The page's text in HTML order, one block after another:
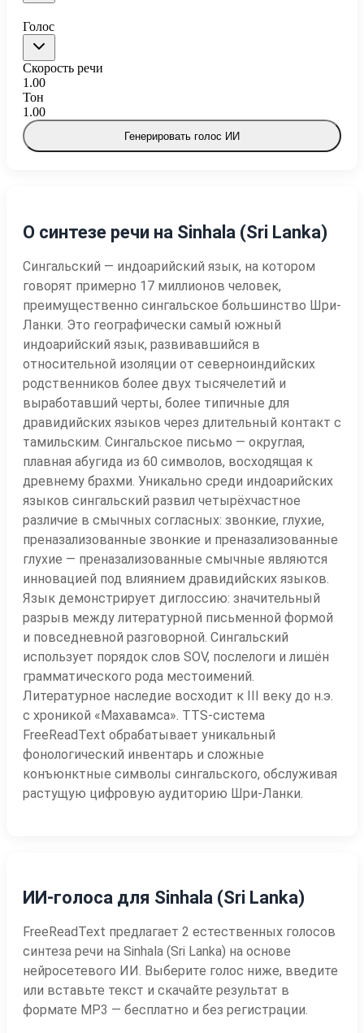
Голос
Скорость речи
1.00
Тон
1.00
Генерировать голос ИИ
О синтезе речи на Sinhala (Sri Lanka)
Сингальский — индоарийский язык, на котором
говорят примерно 17 миллионов человек,
преимущественно сингальское большинство Шри-
Ланки. Это географически самый южный
индоарийский язык, развивавшийся в
относительной изоляции от северноиндийских
родственников более двух тысячелетий и
выработавший черты, более типичные для
дравидийских языков через длительный контакт с
тамильским. Сингальское письмо — округлая,
плавная абугида из 60 символов, восходящая к
древнему брахми. Уникально среди индоарийских
языков сингальский развил четырёхчастное
различие в смычных согласных: звонкие, глухие,
преназализованные звонкие и преназализованные
глухие — преназализованные смычные являются
инновацией под влиянием дравидийских языков.
Язык демонстрирует диглоссию: значительный
разрыв между литературной письменной формой
и повседневной разговорной. Сингальский
использует порядок слов SOV, послелоги и лишён
грамматического рода местоимений.
Литературное наследие восходит к III веку до н.э.
с хроникой «Махавамса». TTS-система
FreeReadText обрабатывает уникальный
фонологический инвентарь и сложные
конъюнктные символы сингальского, обслуживая
растущую цифровую аудиторию Шри-Ланки.
ИИ-голоса для Sinhala (Sri Lanka)
FreeReadText предлагает 2 естественных голосов
синтеза речи на Sinhala (Sri Lanka) на основе
нейросетевого ИИ. Выберите голос ниже, введите
или вставьте текст и скачайте результат в
формате MP3 — бесплатно и без регистрации.